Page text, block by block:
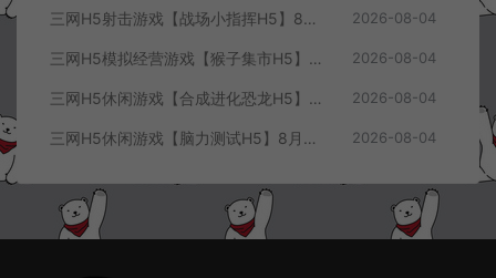
三网H5射击游戏【战场小指挥H5】8月最新整理Linux手工服务端+Win一键服务端+解压即玩+简易安卓客户端+详细搭建教程 2026-08-04
三网H5模拟经营游戏【猴子集市H5】8月最新整理Linux手工服务端+Win一键服务端+解压即玩+简易安卓客户端+详细搭建教程 2026-08-04
三网H5休闲游戏【合成进化恐龙H5】8月最新整理Linux手工服务端+Win一键服务端+解压即玩+简易安卓客户端+详细搭建教程 2026-08-04
三网H5休闲游戏【脑力测试H5】8月最新整理Linux手工服务端+Win一键服务端+解压即玩+简易安卓客户端+详细搭建教程 2026-08-04